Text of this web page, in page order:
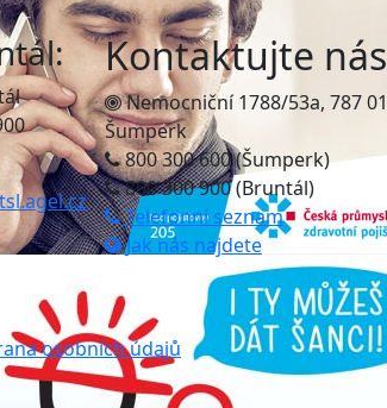
Kontaktujte nás
Nemocniční 1788/53a, 787 01
Šumperk
800 300 600 (Šumperk)
800 300 900 (Bruntál)
Telefonní seznam
Jak nás najdete
osobních údajů